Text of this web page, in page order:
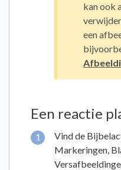
kan ook
een
Een reactie
Vind de
Markeringen,